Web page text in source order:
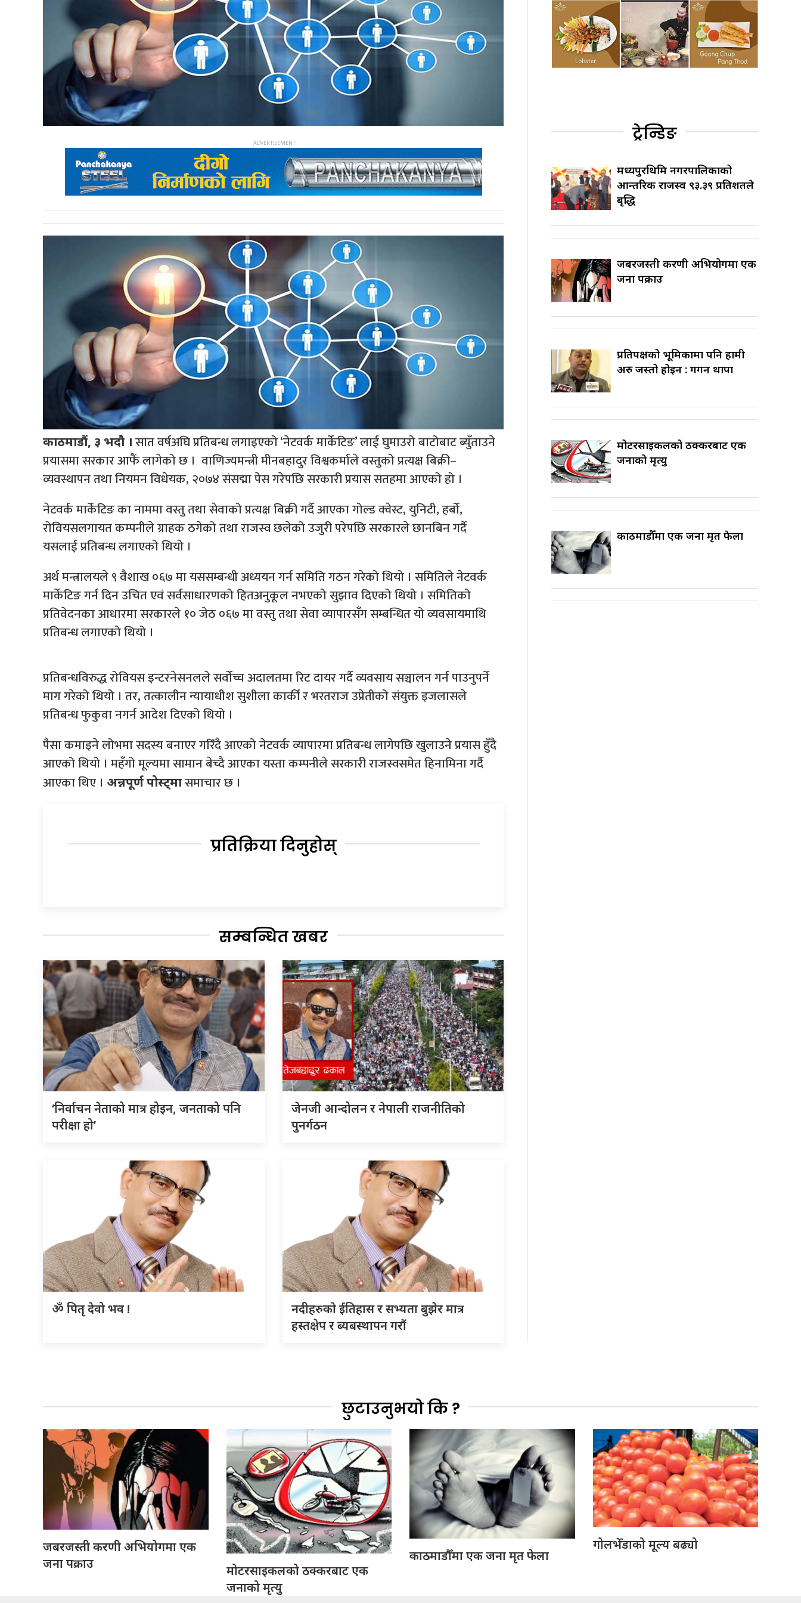
काठमाडौं, ३ भदौ । सात वर्षअघि प्रतिबन्ध लगाइएको ‘नेटवर्क मार्केटिङ’ लाई घुमाउरो बाटोबाट ब्युँताउने
प्रयासमा सरकार आफैं लागेको छ । वाणिज्यमन्त्री मीनबहादुर विश्वकर्माले वस्तुको प्रत्यक्ष बिक्री–
व्यवस्थापन तथा नियमन विधेयक, २०७४ संसद्मा पेस गरेपछि सरकारी प्रयास सतहमा आएको हो ।
नेटवर्क मार्केटिङ का नाममा वस्तु तथा सेवाको प्रत्यक्ष बिक्री गर्दै आएका गोल्ड क्वेस्ट, युनिटी, हर्बो,
रोवियसलगायत कम्पनीले ग्राहक ठगेको तथा राजस्व छलेको उजुरी परेपछि सरकारले छानबिन गर्दै
यसलाई प्रतिबन्ध लगाएको थियो ।
अर्थ मन्त्रालयले ९ वैशाख ०६७ मा यससम्बन्धी अध्ययन गर्न समिति गठन गरेको थियो । समितिले नेटवर्क
मार्केटिङ गर्न दिन उचित एवं सर्वसाधारणको हितअनुकूल नभएको सुझाव दिएको थियो । समितिको
प्रतिवेदनका आधारमा सरकारले १० जेठ ०६७ मा वस्तु तथा सेवा व्यापारसँग सम्बन्धित यो व्यवसायमाथि
प्रतिबन्ध लगाएको थियो ।
प्रतिबन्धविरुद्ध रोवियस इन्टरनेसनलले सर्वोच्च अदालतमा रिट दायर गर्दै व्यवसाय सञ्चालन गर्न पाउनुपर्ने
माग गरेको थियो । तर, तत्कालीन न्यायाधीश सुशीला कार्की र भरतराज उप्रेतीको संयुक्त इजलासले
प्रतिबन्ध फुकुवा नगर्न आदेश दिएको थियो ।
पैसा कमाइने लोभमा सदस्य बनाएर गरिँदै आएको नेटवर्क व्यापारमा प्रतिबन्ध लागेपछि खुलाउने प्रयास हुँदै
आएको थियो । महँगो मूल्यमा सामान बेच्दै आएका यस्ता कम्पनीले सरकारी राजस्वसमेत हिनामिना गर्दै
आएका थिए । अन्नपूर्ण पोस्ट्मासमाचार छ ।
प्रतिक्रिया दिनुहोस्
सम्बन्धित खबर
‘निर्वाचन नेताको मात्र होइन, जनताको पनि
परीक्षा हो’
जेनजी आन्दोलन र नेपाली राजनीतिको
पुनर्गठन
ॐ पितृ देवो भव !
नदीहरुकाे ईतिहास र सभ्यता बुझेर मात्र
हस्तक्षेप र ब्यबस्थापन गराैं
ट्रेन्डिङ
मध्यपुरथिमि नगरपालिकाको
आन्तरिक राजस्व ९३.३९ प्रतिशतले
बृद्धि
जबरजस्ती करणी अभियोगमा एक
जना पक्राउ
प्रतिपक्षको भूमिकामा पनि हामी
अरु जस्तो होइन : गगन थापा
मोटरसाइकलको ठक्करबाट एक
जनाको मृत्यु
काठमाडौँमा एक जना मृत फेला
छुटाउनुभयो कि ?
जबरजस्ती करणी अभियोगमा एक
जना पक्राउ
मोटरसाइकलको ठक्करबाट एक
जनाको मृत्यु
काठमाडौँमा एक जना मृत फेला
गोलभेँडाको मूल्य बढ्यो